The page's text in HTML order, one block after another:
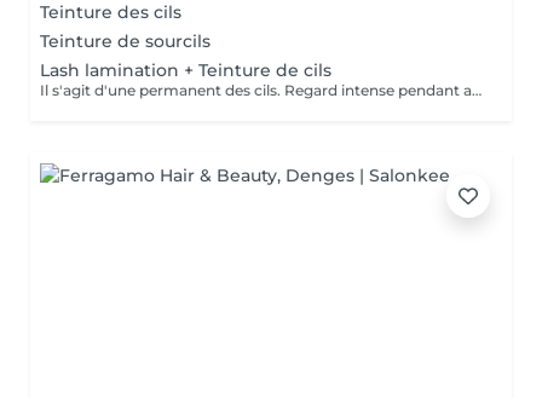
Teinture des cils
Teinture de sourcils
Lash lamination + Teinture de cils
Il s'agit d'une permanent des cils. Regard intense pendant au moins 4 semaines. Venir idéalement démaquillée.